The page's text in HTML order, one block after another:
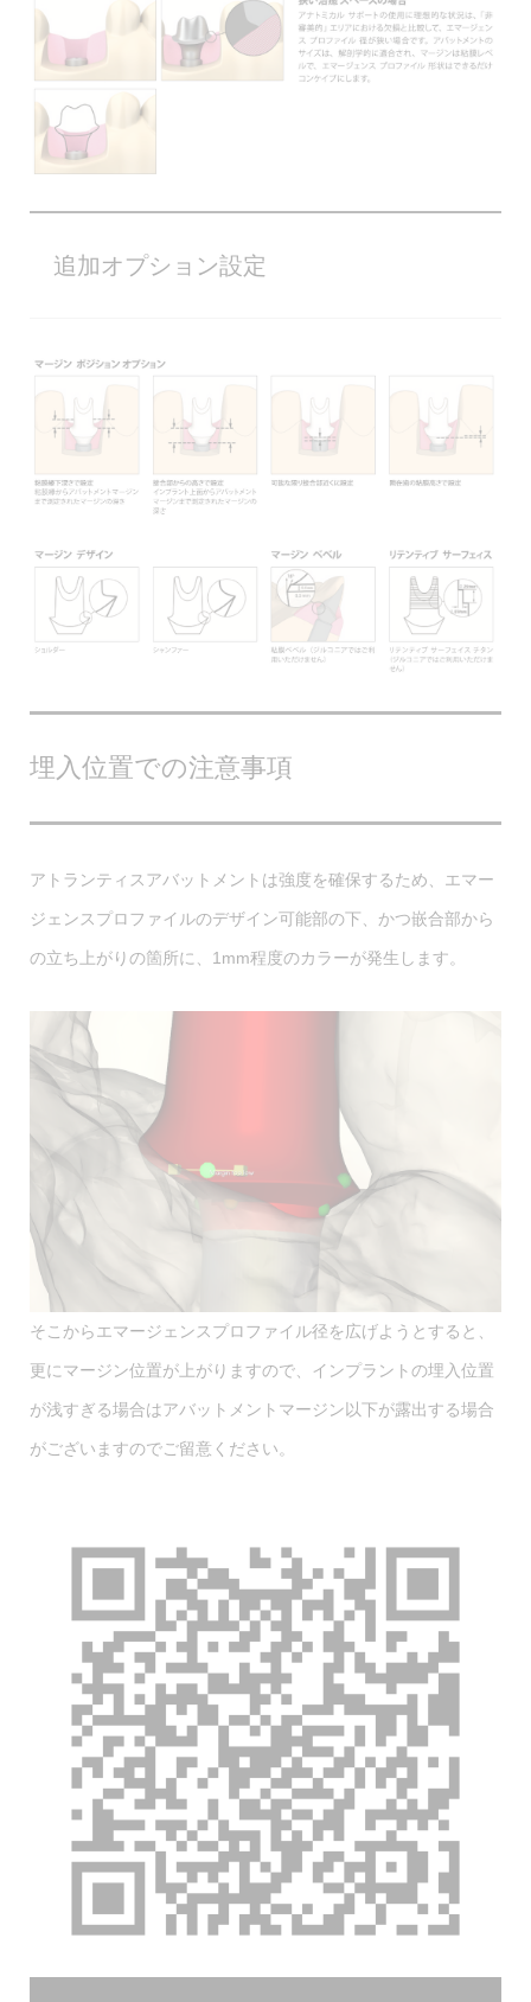
追加オプション設定
埋入位置での注意事項
アトランティスアバットメントは強度を確保するため、エマー
ジェンスプロファイルのデザイン可能部の下、かつ嵌合部から
の立ち上がりの箇所に、1mm程度のカラーが発生します。
そこからエマージェンスプロファイル径を広げようとすると、
更にマージン位置が上がりますので、インプラントの埋入位置
が浅すぎる場合はアバットメントマージン以下が露出する場合
がございますのでご留意ください。